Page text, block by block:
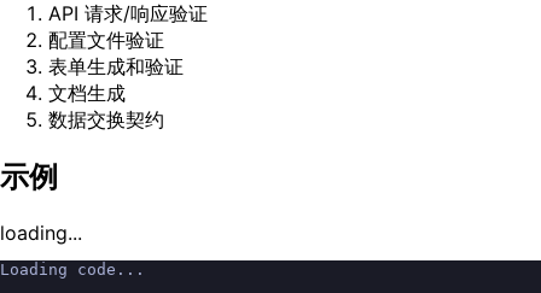
API 请求/响应验证
配置文件验证
表单生成和验证
文档生成
数据交换契约
示例
loading...
Loading code...